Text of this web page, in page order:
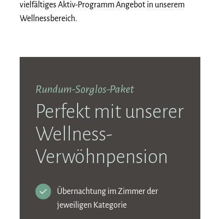
vielfältiges Aktiv-Programm Angebot in unserem
Wellnessbereich.
Rundum-Sorglos-Paket
Perfekt mit unserer
Wellness-
Verwöhnpension
Übernachtung im Zimmer der
jeweiligen Kategorie